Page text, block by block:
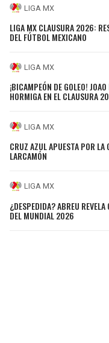
LIGA MX
LIGA MX CLAUSURA 2026:
DEL FÚTBOL MEXICANO
LIGA MX
¡BICAMPEÓN DE GOLEO!
HORMIGA EN EL CLAUSURA
LIGA MX
CRUZ AZUL APUESTA POR
LARCAMÓN
LIGA MX
¿DESPEDIDA? ABREU
DEL MUNDIAL 2026